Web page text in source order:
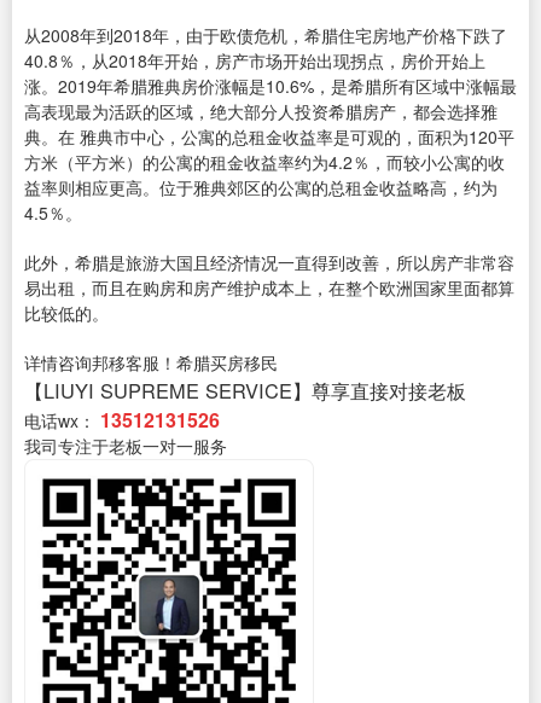
从2008年到2018年，由于欧债危机，希腊住宅房地产价格下跌了
40.8％，从2018年开始，房产市场开始出现拐点，房价开始上
涨。2019年希腊雅典房价涨幅是10.6%，是希腊所有区域中涨幅最
高表现最为活跃的区域，绝大部分人投资希腊房产，都会选择雅
典。在 雅典市中心，公寓的总租金收益率是可观的，面积为120平
方米（平方米）的公寓的租金收益率约为4.2％，而较小公寓的收
益率则相应更高。位于雅典郊区的公寓的总租金收益略高，约为
4.5％。
此外，希腊是旅游大国且经济情况一直得到改善，所以房产非常容
易出租，而且在购房和房产维护成本上，在整个欧洲国家里面都算
比较低的。
详情咨询邦移客服！希腊买房移民
【LIUYI SUPREME SERVICE】尊享直接对接老板
电话wx： 13512131526
我司专注于老板一对一服务